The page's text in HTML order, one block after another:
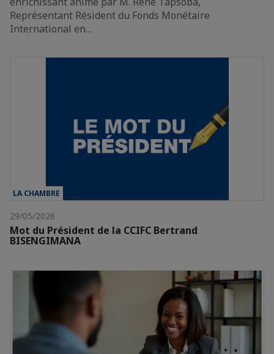
Représentant Résident du Fonds Monétaire
International en…
LA CHAMBRE
29/05/2026
Mot du Président de la CCIFC Bertrand
BISENGIMANA